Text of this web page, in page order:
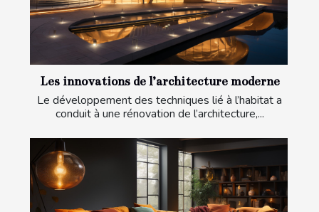
Les innovations de l’architecture moderne
Le développement des techniques lié à l’habitat a
conduit à une rénovation de l’architecture,...